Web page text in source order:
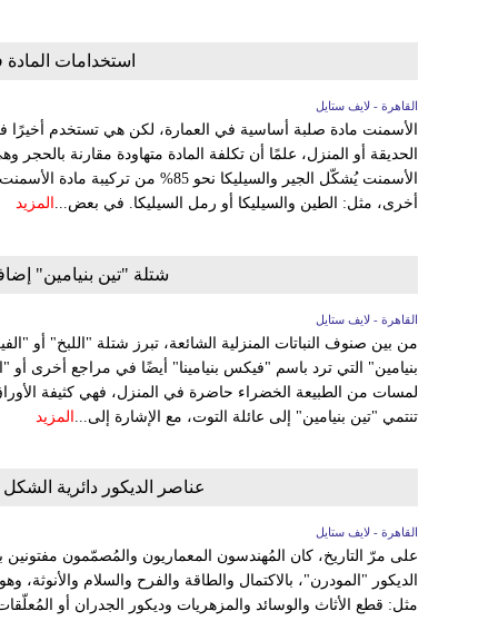
استخدامات
القاهرة - لايف ستايل
الأسمنت مادة صلبة أساسية في العمارة، لكن هي تستخدم أخيرًا
الحديقة أو المنزل، علمًا أن تكلفة المادة متهاودة مقارنة
الأسمنت يُشكّل الجير والسيليكا نحو 85%
أخرى، مثل: الطين والسيليكا أو رمل السيليكا. في بعض... المزيد
شتلة "تين بنيامين"
القاهرة - لايف ستايل
من بين صنوف النباتات المنزلية الشائعة، تبرز شتلة "اللبخ" أو
بنيامين" التي ترد باسم "فيكس بنيامينا" أيضًا في مراجع أخرى أو
لمسات من الطبيعة الخضراء حاضرة في المنزل، فهي كثيفة
تنتمي "تين بنيامين" إلى عائلة التوت، مع الإشارة إلى... المزيد
عناصر الديكور دائرية
القاهرة - لايف ستايل
على مرّ التاريخ، كان المُهندسون المعماريون والمُصمّمون مفتونين
الديكور "المودرن"، بالاكتمال والطاقة والفرح والسلام
مثل: قطع الأثاث والوسائد والمزهريات وديكور الجدران أو